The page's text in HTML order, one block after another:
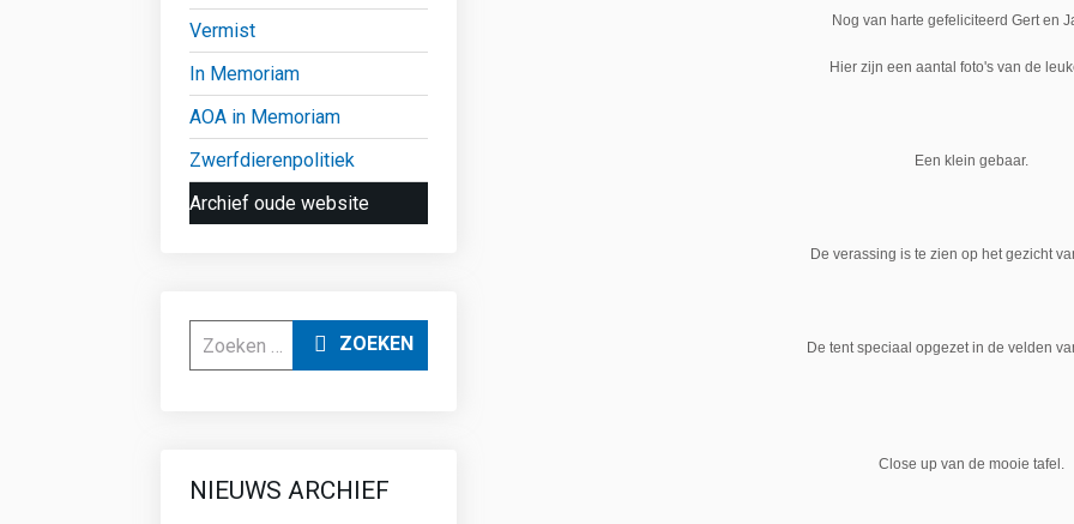
Vermist
In Memoriam
AOA in Memoriam
Zwerfdierenpolitiek
Archief oude website
Zoeken ZOEKEN
NIEUWS ARCHIEF
Nog van harte gefeliciteerd Gert en
Hier zijn een aantal foto's van de
Een klein gebaar.
De verassing is te zien op het gezicht
De tent speciaal opgezet in de velden
Close up van de mooie tafel.